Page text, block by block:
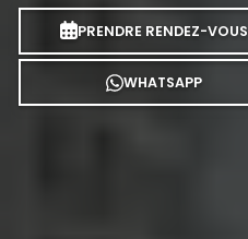
PRENDRE RENDEZ-VOUS
WHATSAPP